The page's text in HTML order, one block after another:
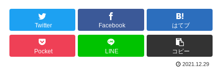
Twitter Facebook はてブ
Pocket LINE コピー
2021.12.29